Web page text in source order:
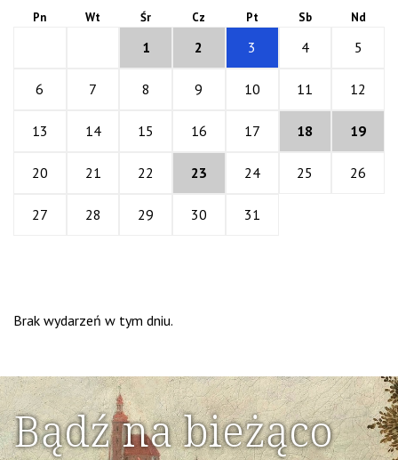
Pn Wt Śr Cz Pt Sb Nd
1 2 3 4 5
6 7 8 9 10 11 12
13 14 15 16 17 18 19
20 21 22 23 24 25 26
27 28 29 30 31
Brak wydarzeń w tym dniu.
Bądź na bieżąco